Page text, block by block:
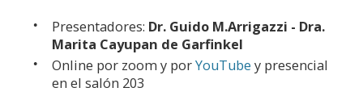
Presentadores: Dr. Guido M.Arrigazzi - Dra.
Marita Cayupan de Garfinkel
Online por zoom y porYouTube y presencial
en el salón 203